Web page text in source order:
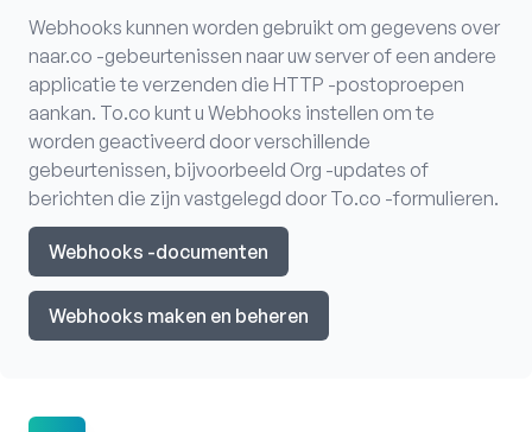
Webhooks kunnen worden gebruikt om gegevens over
naar.co -gebeurtenissen naar uw server of een andere
applicatie te verzenden die HTTP -postoproepen
aankan. To.co kunt u Webhooks instellen om te
worden geactiveerd door verschillende
gebeurtenissen, bijvoorbeeld Org -updates of
berichten die zijn vastgelegd door To.co -formulieren.
Webhooks -documenten
Webhooks maken en beheren